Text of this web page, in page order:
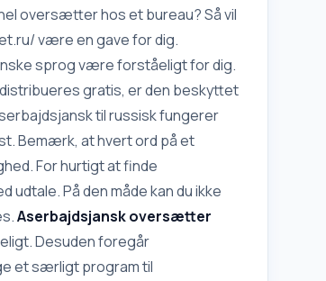
oversætter hos et bureau? Så vil
være en gave for dig.
sprog være forståeligt for dig.
gratis, er den beskyttet
til russisk fungerer
Bemærk, at hvert ord på et
For hurtigt at finde
På den måde kan du ikke
Aserbajdsjansk oversætter
Desuden foregår
et særligt program til